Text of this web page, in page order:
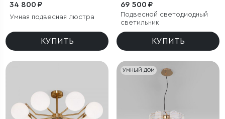
34 800 ₽
Умная подвесная люстра
КУПИТЬ
69 500 ₽
Подвесной светодиодный
светильник
КУПИТЬ
УМНЫЙ ДОМ